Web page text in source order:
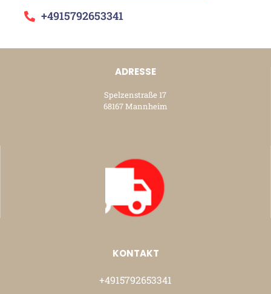
+4915792653341
ADRESSE
Spelzenstraße 17
68167 Mannheim
KONTAKT
+4915792653341